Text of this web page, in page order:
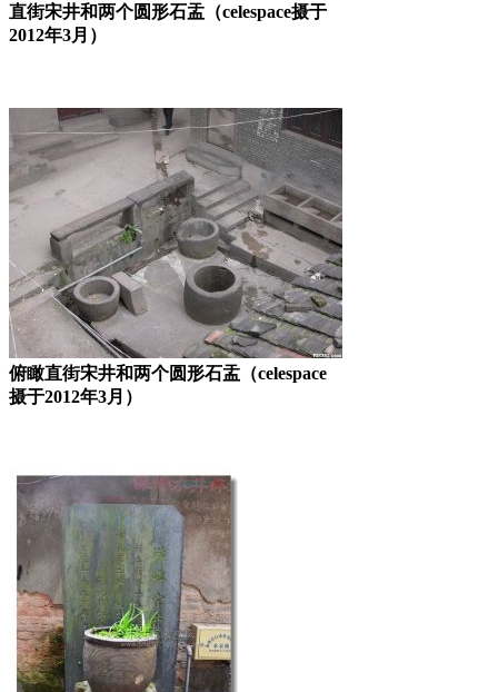
直街宋井和两个圆形石盂（celespace摄于
2012年3月）
俯瞰直街宋井和两个圆形石盂（celespace
摄于2012年3月）